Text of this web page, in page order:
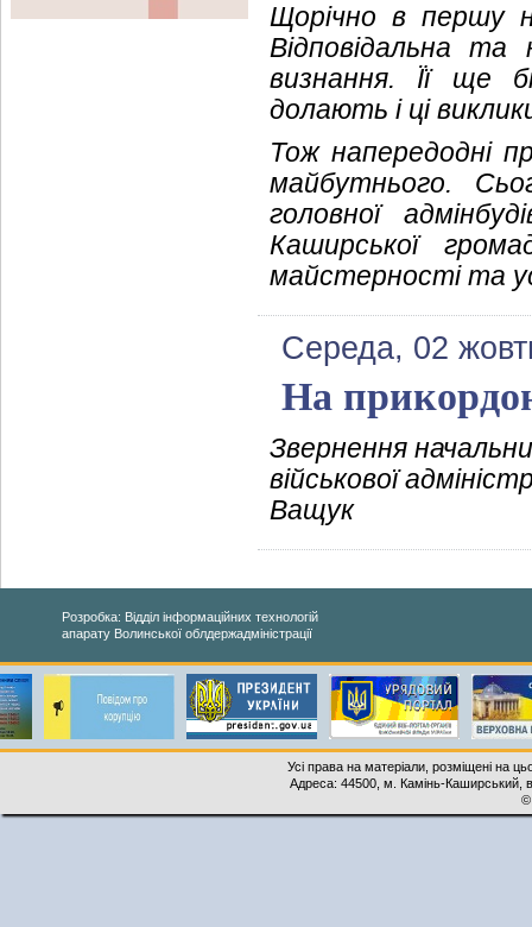
Щорічно в першу
Відповідальна та
визнання. Її ще
долають і ці
Тож напередодні
майбутнього.
головної
Каширської
майстерності та
Середа, 02
На
Звернення
військової
Ващук
Розробка: Відділ інформаційних технологій
апарату Волинської облдержадміністрації
Усі права на матеріали, розміщені на
Адреса: 44500, м. Камінь-Каширський,
©